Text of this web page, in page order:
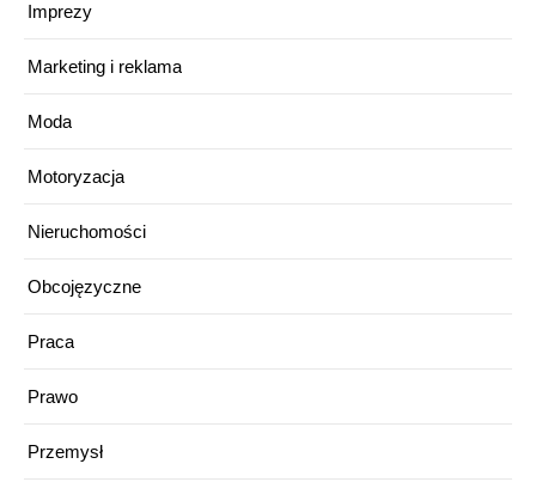
Imprezy
Marketing i reklama
Moda
Motoryzacja
Nieruchomości
Obcojęzyczne
Praca
Prawo
Przemysł